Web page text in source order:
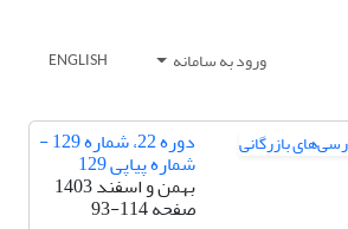
ورود به سامانه ENGLISH
دوره 22، شماره 129 -
شماره پیاپی 129
بهمن و اسفند 1403
صفحه93-114